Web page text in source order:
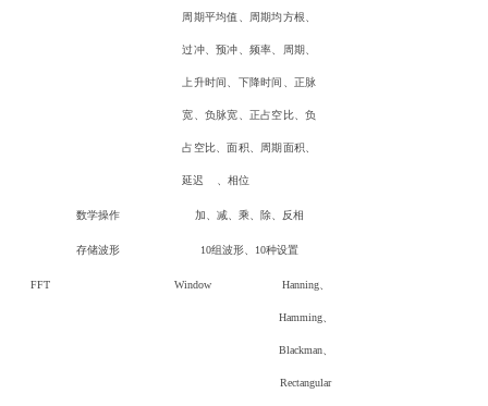
周期平均值、周期均方根、
过冲、预冲、频率、周期、
上升时间、下降时间、正脉
宽、负脉宽、正占空比、负
占空比、面积、周期面积、
延迟 、相位
数学操作 加、减、乘、除、反相
存储波形 10组波形、10种设置
FFT Window Hanning、
Hamming、
Blackman、
Rectangular